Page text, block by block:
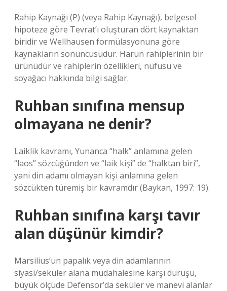
Rahip Kaynağı (P) (veya Rahip Kaynağı), belgesel
hipoteze göre Tevrat’ı oluşturan dört kaynaktan
biridir ve Wellhausen formülasyonuna göre
kaynakların sonuncusudur. Harun rahiplerinin bir
ürünüdür ve rahiplerin özellikleri, nüfusu ve
soyağacı hakkında bilgi sağlar.
Ruhban sınıfına mensup
olmayana ne denir?
Laiklik kavramı, Yunanca “halk” anlamına gelen
“laos” sözcüğünden ve “laik kişi” de “halktan biri”,
yani din adamı olmayan kişi anlamına gelen
sözcükten türemiş bir kavramdır (Baykan, 1997: 19).
Ruhban sınıfına karşı tavır
alan düşünür kimdir?
Marsilius’un papalık veya din adamlarının
siyasi/seküler alana müdahalesine karşı duruşu,
büyük ölçüde Defensor’da seküler ve manevi alanlar